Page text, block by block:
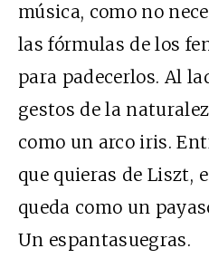
música, como no
las fórmulas de los
para padecerlos. Al
gestos de la
como un arco iris.
que quieras de Liszt,
queda como un
Un espantasuegras.